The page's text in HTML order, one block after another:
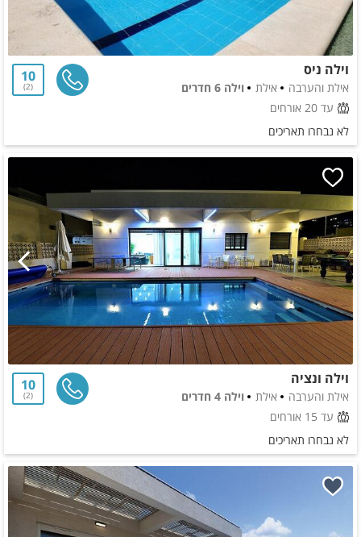
וילה ניס
אילת והערבה אילת
וילה 6 חדרים
עד 20 אורחים
10
2
לא נבחרו תאריכים
וילה ונציה
אילת והערבה אילת
וילה 4 חדרים
עד 15 אורחים
10
2
לא נבחרו תאריכים